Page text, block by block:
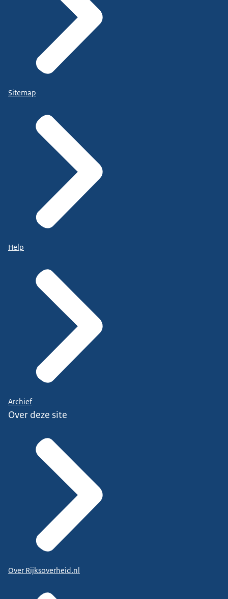
Sitemap
Help
Archief
Over deze site
Over Rijksoverheid.nl